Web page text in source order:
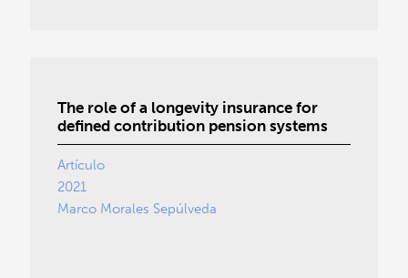
The role of a longevity insurance for
defined contribution pension systems
Artículo
2021
Marco Morales Sepúlveda